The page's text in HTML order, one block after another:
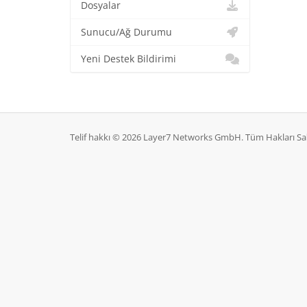
Dosyalar
Sunucu/Ağ Durumu
Yeni Destek Bildirimi
Telif hakkı © 2026 Layer7 Networks GmbH. Tüm Hakları